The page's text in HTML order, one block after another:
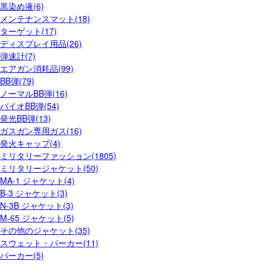
黒染め液(6)
メンテナンスマット(18)
ターゲット(17)
ディスプレイ用品(26)
弾速計(7)
エアガン消耗品(99)
BB弾(79)
ノーマルBB弾(16)
バイオBB弾(54)
発光BB弾(13)
ガスガン専用ガス(16)
発火キャップ(4)
ミリタリーファッション(1805)
ミリタリージャケット(50)
MA-1 ジャケット(4)
B-3 ジャケット(3)
N-3B ジャケット(3)
M-65 ジャケット(5)
その他のジャケット(35)
スウェット・パーカー(11)
パーカー(5)